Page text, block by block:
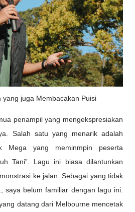
yang juga Membacakan Puisi
penampil yang mengekspresiakan
Salah satu yang menarik adalah
Mega yang meminmpin peserta
Tani”. Lagu ini biasa dilantunkan
ke jalan. Sebagai yang tidak
saya belum familiar dengan lagu ini.
datang dari Melbourne mencetak